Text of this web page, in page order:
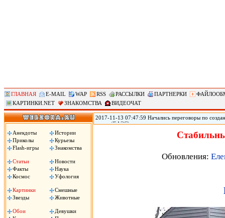
ГЛАВНАЯ E-MAIL WAP RSS РАССЫЛКИ ПАРТНЕРКИ
КАРТИНКИ.NET
ЗНАКОМСТВА ВИДЕОЧАТ
Анекдоты
Истории
Приколы
Курьезы
Flash-игры
Знакомства
Статьи
Новости
Факты
Наука
Космос
Уфология
Картинки
Смешные
Звезды
Животные
Обои
Девушки
2017-11-13 07:47:59 Начались переговоры по
союза (ЕАЭС) заинтересованы в максимально
России Дмитрий Медведев. «Мы обсуждаем зону
Обновления: